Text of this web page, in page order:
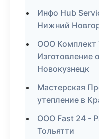
Инфо Hub
Нижний
ООО Комплект
Изготовление
Новокузнецк
Мастерская
утепление в
ООО Fast 24 -
Тольятти